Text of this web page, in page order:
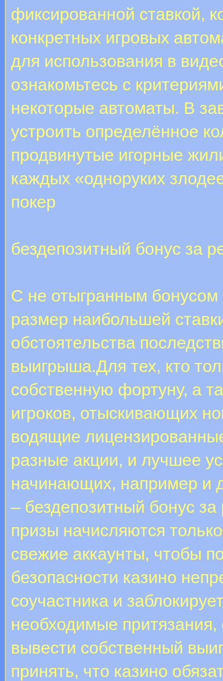
фиксированной ставкой,
конкретных игровых
для использования в
ознакомьтесь с
некоторые автоматы. В
устроить определённое
продвинутые игорные
каждых «одноруких
покер
бездепозитный бонус за
С не отыгранным бонусом
размер наибольшей
обстоятельства
выигрыша.Для тех, кто
собственную фортуну, а
игроков, отыскивающих
водящие
разные акции, и лучшее
начинающих, например и
– бездепозитный бонус
призы начисляются
свежие аккаунты, чтобы
безопасности казино
соучастника и
необходимые
вывести собственный
принять, что казино